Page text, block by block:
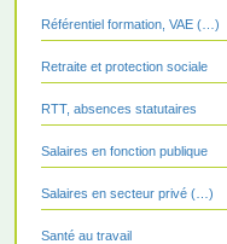
Référentiel formation, VAE (…)
Retraite et protection sociale
RTT, absences statutaires
Salaires en fonction publique
Salaires en secteur privé (…)
Santé au travail